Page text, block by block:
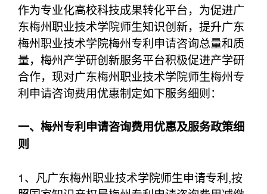
作为专业化高校科技成果转化平台，为促进广
东梅州职业技术学院师生知识创新，提升广东
梅州职业技术学院梅州专利申请咨询总量和质
量，梅州产学研创新服务平台积极促进产学研
合作，现对广东梅州职业技术学院师生梅州专
利申请咨询费用优惠制定如下服务细则：
一、梅州专利申请咨询费用优惠及服务政策细
则
1、凡广东梅州职业技术学院师生申请专利,按